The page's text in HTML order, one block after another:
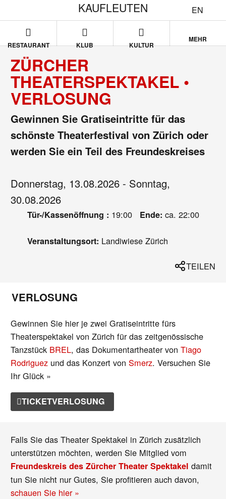
EN
KAUFLEUTEN
RESTAURANT KLUB KULTUR
MEHR
ZÜRCHER
THEATERSPEKTAKEL •
VERLOSUNG
Gewinnen Sie Gratiseintritte für das
schönste Theaterfestival von Zürich oder
werden Sie ein Teil des Freundeskreises
Donnerstag, 13.08.2026 - Sonntag,
30.08.2026
Tür-/Kassenöffnung : 19:00 Ende: ca. 22:00
Veranstaltungsort: Landiwiese Zürich
TEILEN
VERLOSUNG
Gewinnen Sie hier je zwei Gratiseintritte fürs
Theaterspektakel von Zürich für das zeitgenössische
Tanzstück BREL, das Dokumentartheater vonTiago
Rodriguez und das Konzert vonSmerz. Versuchen Sie
Ihr Glück »
TICKETVERLOSUNG
Falls Sie das Theater Spektakel in Zürich zusätzlich
unterstützen möchten, werden Sie Mitglied vom
Freundeskreis des Zürcher Theater Spektakel damit
tun Sie nicht nur Gutes, Sie profitieren auch davon,
schauen Sie hier »